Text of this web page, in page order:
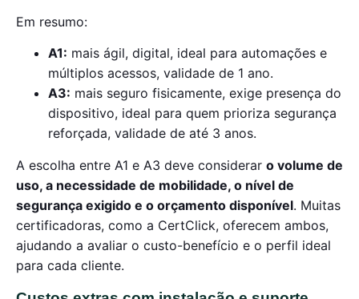
Em resumo:
A1: mais ágil, digital, ideal para automações e
múltiplos acessos, validade de 1 ano.
A3: mais seguro fisicamente, exige presença do
dispositivo, ideal para quem prioriza segurança
reforçada, validade de até 3 anos.
A escolha entre A1 e A3 deve considerar o volume de
uso, a necessidade de mobilidade, o nível de
segurança exigido e o orçamento disponível. Muitas
certificadoras, como a CertClick, oferecem ambos,
ajudando a avaliar o custo-benefício e o perfil ideal
para cada cliente.